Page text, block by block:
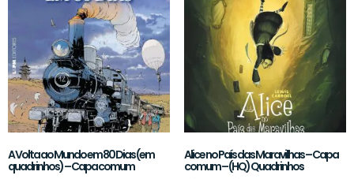
A Volta ao Mundo em 80 Dias (em
quadrinhos) – Capa comum
Alice no País das Maravilhas – Capa
comum – (HQ) Quadrinhos